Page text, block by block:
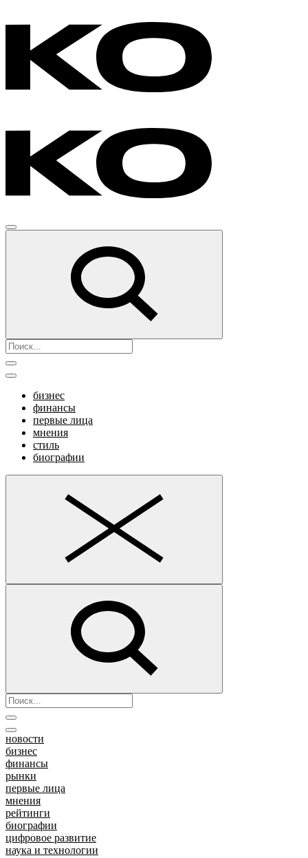
бизнес
финансы
первые лица
мнения
стиль
биографии
новости
бизнес
финансы
рынки
первые лица
мнения
рейтинги
биографии
цифровое развитие
наука и технологии